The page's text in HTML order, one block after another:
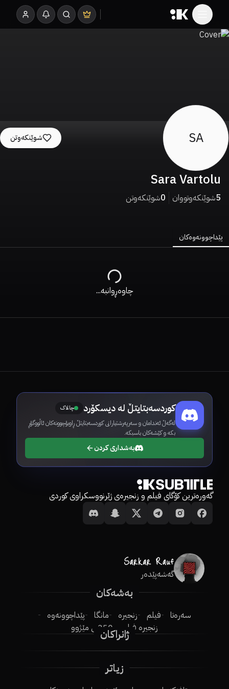
SA
Sara Vartolu
5شوێنکەوتووان 0شوێنکەوتن
شوێنکەوتن
پێداچوونەوەکان
چاوەڕوانبە...
کوردسەبتایتڵ لە دیسکۆرد چالاک
لەگەڵ ئەندامان و سەرپەرشتیارانی کوردسەبتایتڵ ڕاوبۆچوونەکان ئاڵووگۆڕ
بکە و کێشەکان باسبکە.
بەشداری کردن
گەورەترین کۆگای فیلم و زنجیرەی ژێرنووسکراوی کوردی
گەشەپێدەر
بەشەکان
سەرەتا فیلم زنجیرە مانگا
پێداچوونەوە
زنجیرە فیلم
250ـی مێژوو
ژانراکان
زیاتر